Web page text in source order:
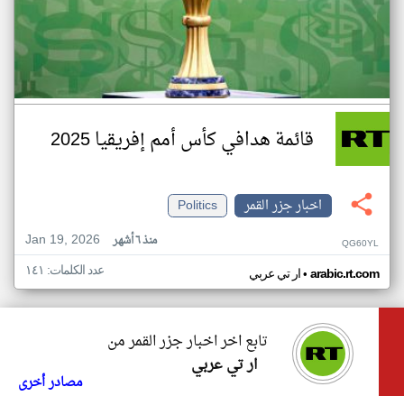
قائمة هدافي كأس أمم إفريقيا 2025
اخبار جزر القمر
Politics
Jan 19, 2026
منذ ٦ أشهر QG60YL
ار تي عربي• arabic.rt.com عدد الكلمات: ١٤١
تابع اخر اخبار جزر القمر من
ار تي عربي
مصادر أخرى